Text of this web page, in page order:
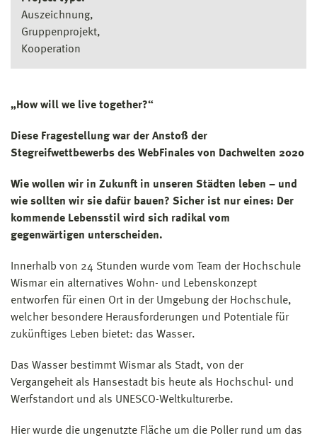
Auszeichnung
Gruppenprojekt
Kooperation
„How will we live together?“
Diese Fragestellung war der Anstoß der
Stegreifwettbewerbs des WebFinales von Dachwelten 2020
Wie wollen wir in Zukunft in unseren Städten leben – und
wie sollten wir sie dafür bauen? Sicher ist nur eines: Der
kommende Lebensstil wird sich radikal vom
gegenwärtigen unterscheiden.
Innerhalb von 24 Stunden wurde vom Team der Hochschule
Wismar ein alternatives Wohn- und Lebenskonzept
entworfen für einen Ort in der Umgebung der Hochschule,
welcher besondere Herausforderungen und Potentiale für
zukünftiges Leben bietet: das Wasser.
Das Wasser bestimmt Wismar als Stadt, von der
Vergangeheit als Hansestadt bis heute als Hochschul- und
Werfstandort und als UNESCO-Weltkulturerbe.
Hier wurde die ungenutzte Fläche um die Poller rund um das